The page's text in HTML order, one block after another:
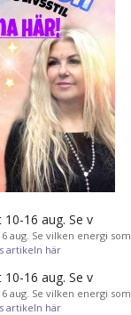
16 aug. Se v
aug. Se vilken energi som
artikeln här
16 aug. Se v
aug. Se vilken energi som
artikeln här